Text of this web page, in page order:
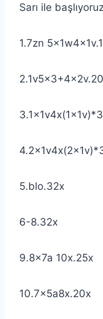
Sarı ile
1.7zn
5.blo.32x
6-8.32x
9.8x7a 10x.25x
10.7x5a8x.20x